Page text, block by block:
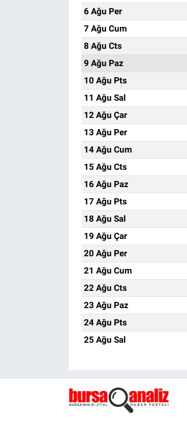
6 Ağu Per
7 Ağu Cum
8 Ağu Cts
9 Ağu Paz
10 Ağu Pts
11 Ağu Sal
12 Ağu Çar
13 Ağu Per
14 Ağu Cum
15 Ağu Cts
16 Ağu Paz
17 Ağu Pts
18 Ağu Sal
19 Ağu Çar
20 Ağu Per
21 Ağu Cum
22 Ağu Cts
23 Ağu Paz
24 Ağu Pts
25 Ağu Sal